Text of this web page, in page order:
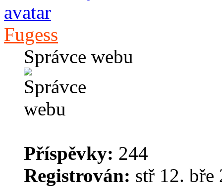
Fugess
Správce webu
Příspěvky: 244
Registrován: stř 12. bře